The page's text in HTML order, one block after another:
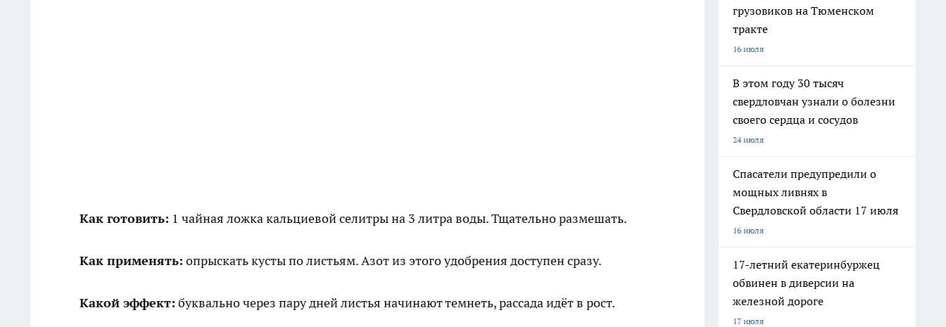
Как готовить: 1 чайная ложка кальциевой селитры на 3 литра воды. Тщательно размешать.
Как применять: опрыскать кусты по листьям. Азот из этого удобрения доступен сразу.
Какой эффект: буквально через пару дней листья начинают темнеть, рассада идёт в рост.
грузовиков на Тюменском
тракте
16 июля
В этом году 30 тысяч
свердловчан узнали о болезни
своего сердца и сосудов
24 июля
Спасатели предупредили о
мощных ливнях в
Свердловской области 17 июля
16 июля
17-летний екатеринбуржец
обвинен в диверсии на
железной дороге
17 июля